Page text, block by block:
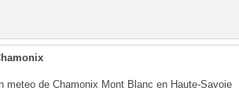
meteo de Chamonix Mont Blanc en Haute-Savoie